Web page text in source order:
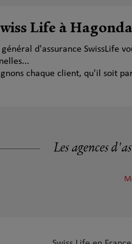
Life à
d'assurance
chaque client, qu'il soit
Les agences